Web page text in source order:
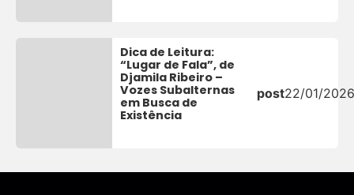
Dica de Leitura:
“Lugar de Fala”, de
Djamila Ribeiro –
Vozes Subalternas
em Busca de
Existência
post22/01/